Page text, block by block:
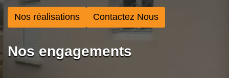
Nos réalisations Contactez Nous
Nos engagements